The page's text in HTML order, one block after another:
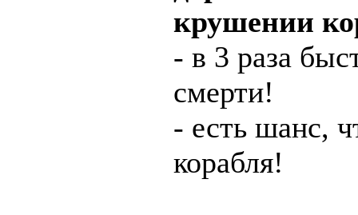
крушении
- в 3 раза
смерти!
- есть шанс,
корабля!